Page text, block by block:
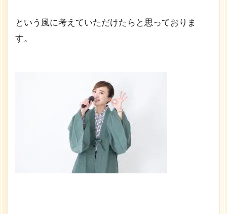
という風に考えていただけたらと思っておりま
す。